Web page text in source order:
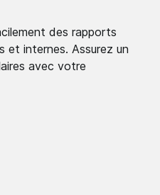
des rapports
et internes. Assurez un
avec votre